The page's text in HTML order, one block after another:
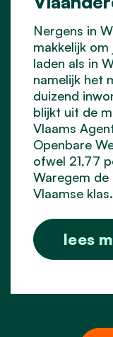
Nergens in
makkelijk
laden als in
namelijk het
duizend
blijkt uit de
Vlaams
Openbare
ofwel 21,77
Waregem de
Vlaamse klas.
lees